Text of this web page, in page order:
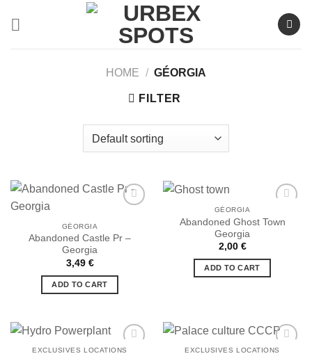
HOME / GÉORGIA
FILTER
Ajouter
GÉORGIA
Abandoned Castle Pr –
Georgia
3,49 €
ADD TO CART
GÉORGIA
Abandoned Ghost Town
Georgia
2,00 €
ADD TO CART
EXCLUSIVES LOCATIONS EXCLUSIVES LOCATIONS